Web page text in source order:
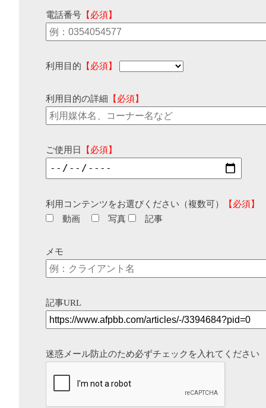
電話番号 【必須】
利用目的 【必須】
利用目的の詳細 【必須】
ご使用日 【必須】
利用コンテンツをお選びください（複数可）
【必須】
動画
写真 記事
メモ
記事URL
迷惑メール防止のため必ずチェックを入れてください